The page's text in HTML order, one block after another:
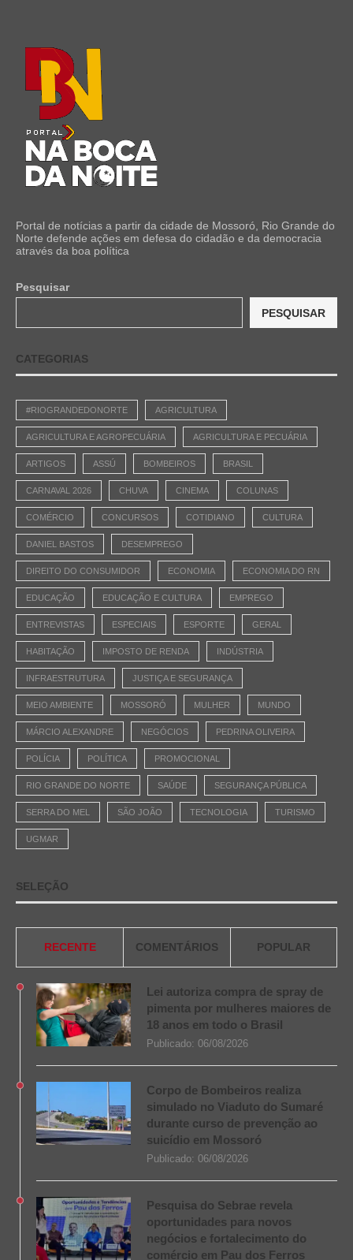
Portal de notícias a partir da cidade de Mossoró, Rio Grande do
Norte defende ações em defesa do cidadão e da democracia
através da boa política
Pesquisar
PESQUISAR
CATEGORIAS
#RIOGRANDEDONORTE AGRICULTURA
AGRICULTURA E AGROPECUÁRIA AGRICULTURA E PECUÁRIA
ARTIGOS ASSÚ BOMBEIROS BRASIL
CARNAVAL 2026 CHUVA CINEMA COLUNAS
COMÉRCIO CONCURSOS COTIDIANO CULTURA
DANIEL BASTOS DESEMPREGO
DIREITO DO CONSUMIDOR ECONOMIA ECONOMIA DO RN
EDUCAÇÃO EDUCAÇÃO E CULTURA EMPREGO
ENTREVISTAS ESPECIAIS ESPORTE GERAL
HABITAÇÃO IMPOSTO DE RENDA INDÚSTRIA
INFRAESTRUTURA JUSTIÇA E SEGURANÇA
MEIO AMBIENTE MOSSORÓ MULHER MUNDO
MÁRCIO ALEXANDRE NEGÓCIOS PEDRINA OLIVEIRA
POLÍCIA POLÍTICA PROMOCIONAL
RIO GRANDE DO NORTE SAÚDE SEGURANÇA PÚBLICA
SERRA DO MEL SÃO JOÃO TECNOLOGIA TURISMO
UGMAR
SELEÇÃO
RECENTE COMENTÁRIOS POPULAR
Lei autoriza compra de spray de
pimenta por mulheres maiores de
18 anos em todo o Brasil
Publicado: 06/08/2026
Corpo de Bombeiros realiza
simulado no Viaduto do Sumaré
durante curso de prevenção ao
suicídio em Mossoró
Publicado: 06/08/2026
Pesquisa do Sebrae revela
oportunidades para novos
negócios e fortalecimento do
comércio em Pau dos Ferros